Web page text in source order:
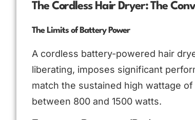
The Cordless Hair Dryer: The
The Limits of Battery Power
A cordless battery-powered hair
liberating, imposes significant
match the sustained high wattage
between 800 and 1500 watts.